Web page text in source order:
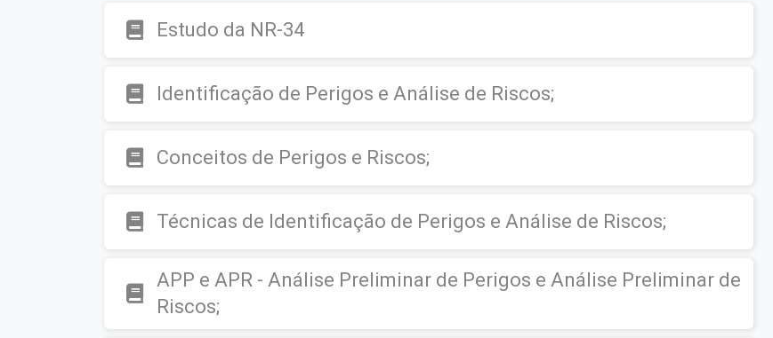
Estudo da NR-34
Identificação de Perigos e Análise de Riscos;
Conceitos de Perigos e Riscos;
Técnicas de Identificação de Perigos e Análise de Riscos;
APP e APR - Análise Preliminar de Perigos e Análise Preliminar de
Riscos;